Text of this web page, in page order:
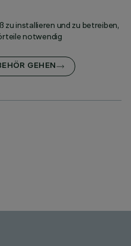
zu installieren und zu betreiben,
notwendig
GEHEN